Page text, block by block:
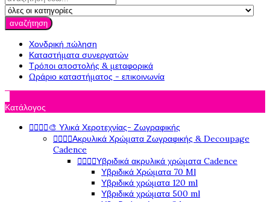
αναζήτηση
Χονδρική πώληση
Καταστήματα συνεργατών
Τρόποι αποστολής & μεταφορικά
Ωράριο καταστήματος - επικοινωνία
Κατάλογος
🎨 Υλικά Χεροτεχνίας- Ζωγραφικής
Ακρυλικά Χρώματα Ζωγραφικής & Decoupage
Cadence
Υβριδικά ακρυλικά χρώματα Cadence
Υβριδικά Χρώματα 70 Ml
Υβριδικά χρώματα 120 ml
Υβριδικά χρώματα 500 ml